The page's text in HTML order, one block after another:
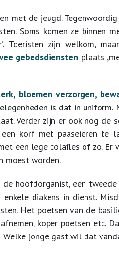
met de jeugd.
Soms komen ze binnen
. Toeristen zijn welkom,
gebedsdiensten plaats
bloemen verzorgen,
is dat in
Verder zijn er ook nog de
korf met paaseieren te
een lege colafles of zo. Er
moest worden.
hoofdorganist, een
diakens in dienst.
Het poetsen van de
koper poetsen etc.
jonge gast wil dat